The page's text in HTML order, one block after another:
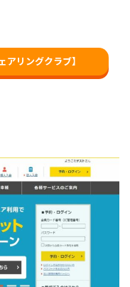
リングクラブ】